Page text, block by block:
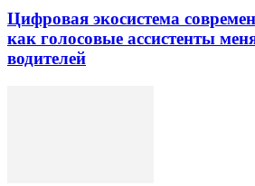
Цифровая экосистема
как голосовые ассистенты
водителей